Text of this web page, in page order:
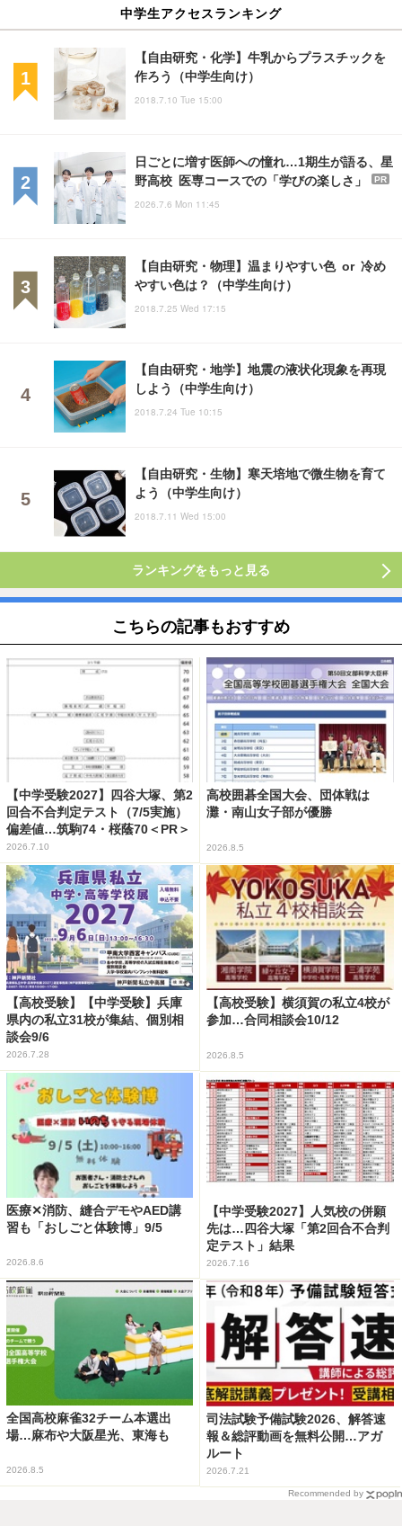
中学生アクセスランキング
【自由研究・化学】牛乳からプラスチックを
作ろう（中学生向け）
2018.7.10 Tue 15:00
日ごとに増す医師への憧れ…1期生が語る、星
野高校 医専コースでの「学びの楽しさ」
PR
2026.7.6 Mon 11:45
【自由研究・物理】温まりやすい色 or 冷め
やすい色は？（中学生向け）
2018.7.25 Wed 17:15
【自由研究・地学】地震の液状化現象を再現
しよう（中学生向け）
2018.7.24 Tue 10:15
【自由研究・生物】寒天培地で微生物を育て
よう（中学生向け）
2018.7.11 Wed 15:00
ランキングをもっと見る
こちらの記事もおすすめ
【中学受験2027】四谷大塚、第2
回合不合判定テスト（7/5実施）
偏差値…筑駒74・桜蔭70＜PR＞
2026.7.10
高校囲碁全国大会、団体戦は
灘・南山女子部が優勝
2026.8.5
【高校受験】【中学受験】兵庫
県内の私立31校が集結、個別相
談会9/6
2026.7.28
【高校受験】横須賀の私立4校が
参加…合同相談会10/12
2026.8.5
医療✕消防、縫合デモやAED講
習も「おしごと体験博」9/5
2026.8.6
【中学受験2027】人気校の併願
先は…四谷大塚「第2回合不合判
定テスト」結果
2026.7.16
全国高校麻雀32チーム本選出
場…麻布や大阪星光、東海も
2026.8.5
司法試験予備試験2026、解答速
報＆総評動画を無料公開…アガ
ルート
2026.7.21
Recommended by